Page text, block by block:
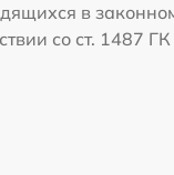
в
со ст. 1487